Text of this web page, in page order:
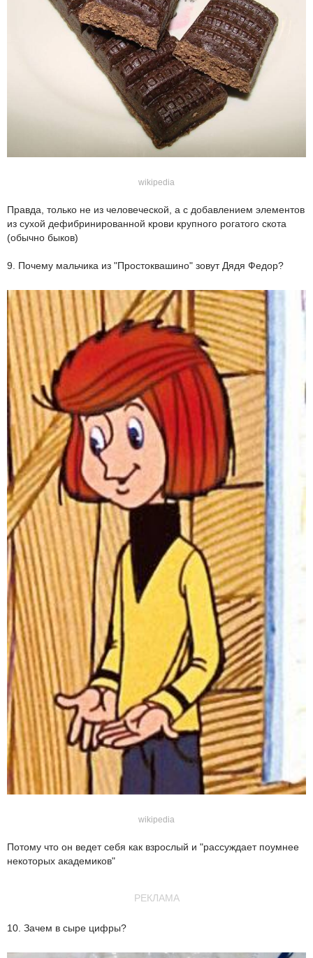
wikipedia
Правда, только не из человеческой, а с добавлением элементов
из сухой дефибринированной крови крупного рогатого скота
(обычно быков)
9. Почему мальчика из "Простоквашино" зовут Дядя Федор?
wikipedia
Потому что он ведет себя как взрослый и "рассуждает поумнее
некоторых академиков"
РЕКЛАМА
10. Зачем в сыре цифры?